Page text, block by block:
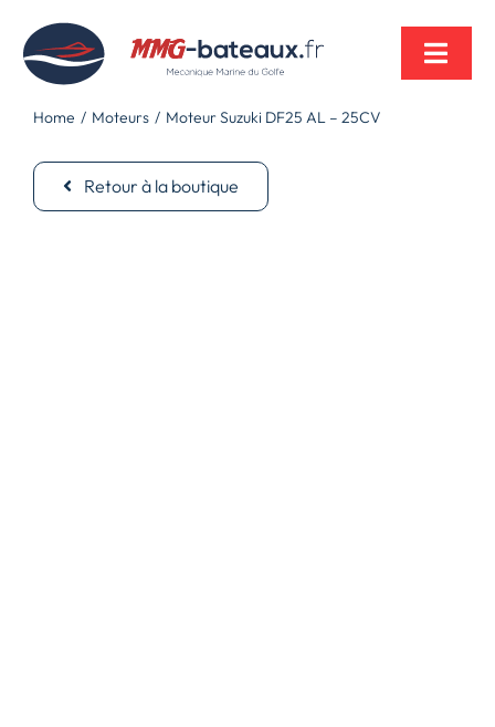
contenu
Retour à la boutique
Home Moteurs Moteur Suzuki DF25 AL – 25CV